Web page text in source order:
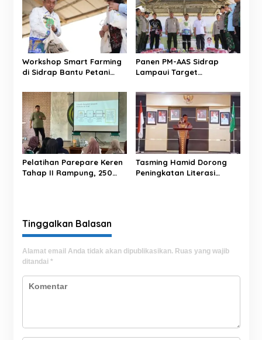
i
p
o
s
Workshop Smart Farming
di Sidrap Bantu Petani
Pertanian Modern
Panen PM-AAS Sidrap
Lampaui Target
Hektare
Pelatihan Parepare Keren
Tahap II Rampung, 250
Tasming Hamid Dorong
Peningkatan Literasi
Tinggalkan Balasan
Alamat email Anda tidak akan dipublikasikan. Ruas yang wajib
ditandai *